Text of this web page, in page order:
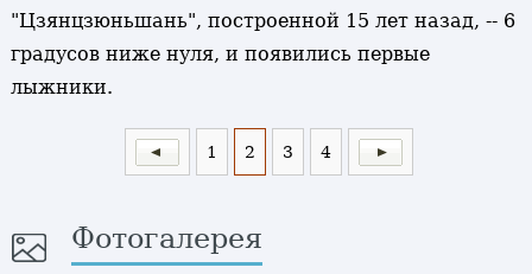
"Цзянцзюньшань", построенной 15 лет назад, -- 6
градусов ниже нуля, и появились первые
лыжники.
1 2 3 4
Фотогалерея